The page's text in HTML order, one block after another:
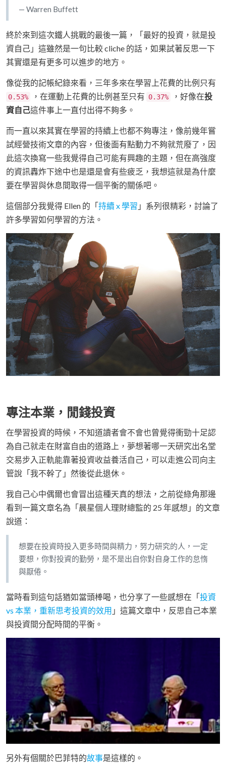
— Warren Buffett
終於來到這次鐵人挑戰的最後一篇，「最好的投資，就是投
資自己」這雖然是一句比較 cliche 的話，如果試著反思一下
其實還是有更多可以進步的地方。
像從我的記帳紀錄來看，三年多來在學習上花費的比例只有
0.53% ，在運動上花費的比例甚至只有 0.37% ，好像在投
資自己這件事上一直付出得不夠多。
而一直以來其實在學習的持續上也都不夠專注，像前幾年嘗
試經營技術文章的內容，但後面有點動力不夠就荒廢了，因
此這次換寫一些我覺得自己可能有興趣的主題，但在高強度
的資訊轟炸下途中也是還是會有些疲乏，我想這就是為什麼
要在學習與休息間取得一個平衡的關係吧。
這個部分我覺得 Ellen 的「持續 x 學習 」系列很精彩，討論了
許多學習如何學習的方法。
專注本業，閒錢投資
在學習投資的時候，不知道讀者會不會也曾覺得衝勁十足認
為自己就走在財富自由的道路上，夢想著哪一天研究出名堂
交易步入正軌能靠著投資收益養活自己，可以走進公司向主
管說「我不幹了」然後從此退休。
我自己心中偶爾也會冒出這種天真的想法，之前從綠角那邊
看到一篇文章名為「晨星個人理財總監的 25 年感想」的文章
說道：
想要在投資時投入更多時間與精力，努力研究的人，一定
要想，你對投資的勤勞，是不是出自你對自身工作的怠惰
與厭倦。
當時看到這句話猶如當頭棒喝，也分享了一些感想在「投資
vs 本業，重新思考投資的效用 」這篇文章中，反思自己本業
與投資間分配時間的平衡。
另外有個關於巴菲特的故事是這樣的。